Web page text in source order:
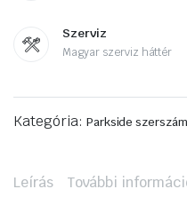
Szerviz
Magyar szerviz háttér
Kategória: Parkside
Leírás További